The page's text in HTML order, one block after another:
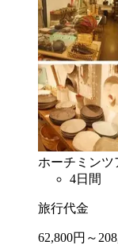
ホーチミンツ
4日間
旅行代金
62,800円～